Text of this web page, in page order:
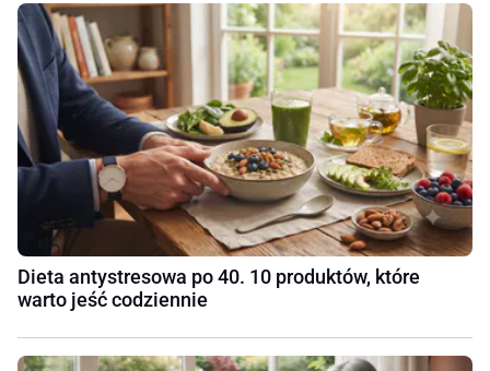
Dieta antystresowa po 40. 10 produktów, które
warto jeść codziennie